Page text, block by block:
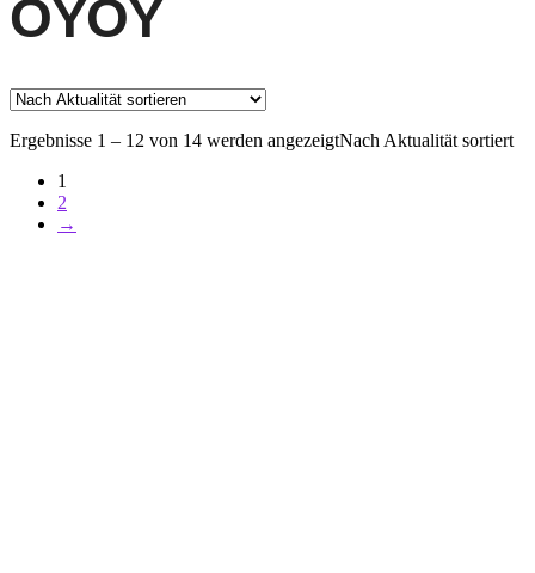
OYOY
Ergebnisse 1 – 12 von 14 werden angezeigtNach Aktualität sortiert
1
2
→